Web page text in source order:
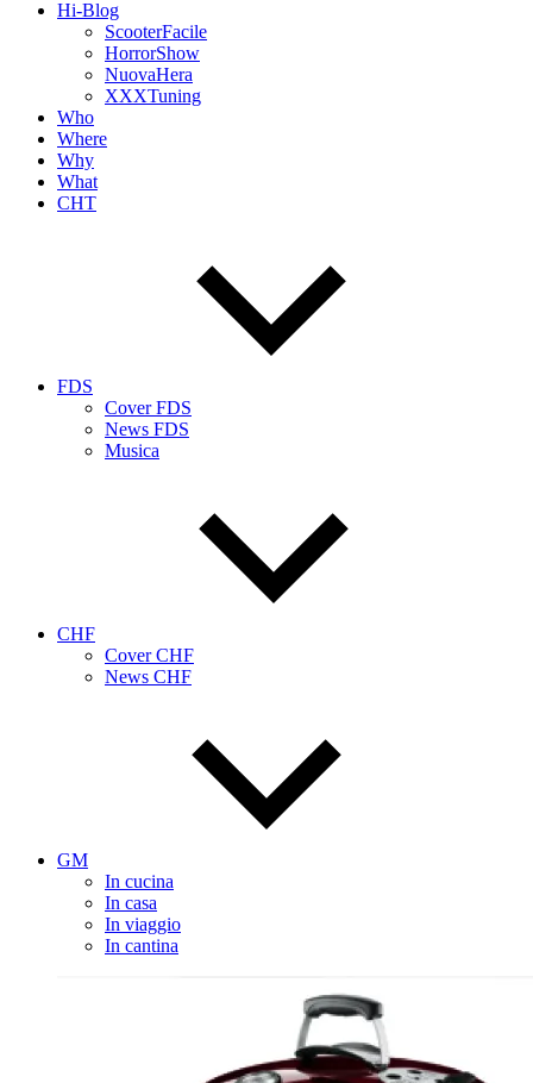
Hi-Blog
ScooterFacile
HorrorShow
NuovaHera
XXXTuning
Who
Where
Why
What
CHT
FDS
Cover FDS
News FDS
Musica
CHF
Cover CHF
News CHF
GM
In cucina
In casa
In viaggio
In cantina